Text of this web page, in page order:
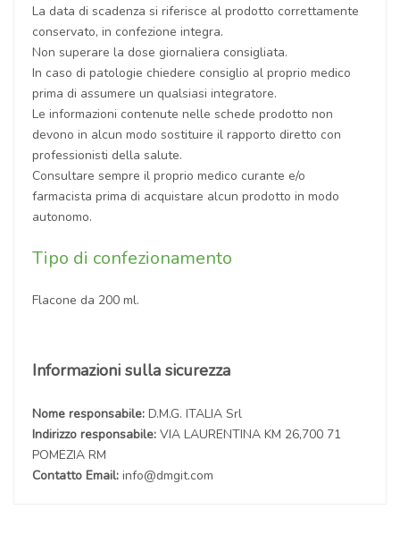
La data di scadenza si riferisce al prodotto correttamente
conservato, in confezione integra.
Non superare la dose giornaliera consigliata.
In caso di patologie chiedere consiglio al proprio medico
prima di assumere un qualsiasi integratore.
Le informazioni contenute nelle schede prodotto non
devono in alcun modo sostituire il rapporto diretto con
professionisti della salute.
Consultare sempre il proprio medico curante e/o
farmacista prima di acquistare alcun prodotto in modo
autonomo.
Tipo di confezionamento
Flacone da 200 ml.
Informazioni sulla sicurezza
Nome responsabile: D.M.G. ITALIA Srl
Indirizzo responsabile: VIA LAURENTINA KM 26,700 71
POMEZIA RM
Contatto Email: info@dmgit.com